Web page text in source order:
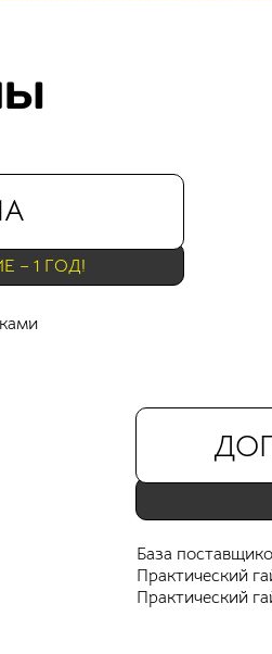
– 1 ГОД!
База
Практический
Практический